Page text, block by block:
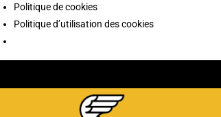
Politique de cookies
Politique d’utilisation des cookies